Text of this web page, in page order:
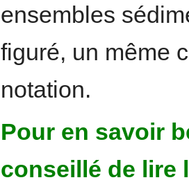
ensembles
figuré, un même
notation.
Pour en savoir
conseillé de lire